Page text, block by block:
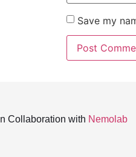
Save my
In Collaboration with Nemolab